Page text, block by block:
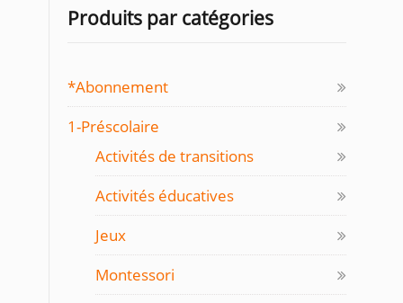
Produits par catégories
*Abonnement
1-Préscolaire
Activités de transitions
Activités éducatives
Jeux
Montessori